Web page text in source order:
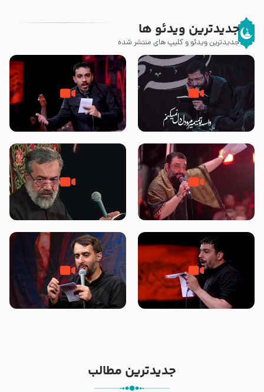
جدیدترین ویدئو ها
جدیدترین ویدئو و کلیپ های منتشر شده
مصداق کربلا – حاج حسین سیب
سرخی
شور ، حسینا! به‌ حق زهرا «أُنْظُرْ
إِلَینا» – عزاداری شب هفتم ماه
جانا جانا ابی عبدالله – کربلایی جواد
مقدم – شب هشتم محرم 1448 –
مادر منم مثل تو خمیدم – حاج
محمود کریمی – شهادت حضرت
هیئت رایة العباس علیه السلام
تک ، عبّاس، صاحب دل‌هاست –
حاج حنیف طاهری – عزاداری شب
من غلام نوکراتم من عاشق کربلاتم
– شور زمینه – شب هفتم – محرم
جدیدترین مطالب